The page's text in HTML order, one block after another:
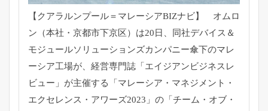
【クアラルンプール＝マレーシアBIZナビ】 オムロ
ン（本社・京都市下京区）は20日、同社デバイス＆
モジュールソリューションズカンパニー傘下のマレ
ーシア工場が、経営専門誌「エイジアンビジネスレ
ビュー」が主催する「マレーシア・マネジメント・
エクセレンス・アワーズ2023」の「チーム・オブ・